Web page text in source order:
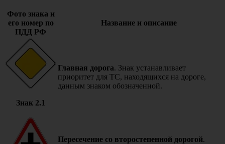
Фото знака и
его номер по
ПДД РФ
Название и описание
Знак 2.1
Главная дорога. Знак устанавливает
приоритет для ТС, находящихся на дороге,
данным знаком обозначенной.
Пересечение со второстепенной дорогой.